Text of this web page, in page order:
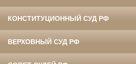
КОНСТИТУЦИОННЫЙ СУД РФ
ВЕРХОВНЫЙ СУД РФ